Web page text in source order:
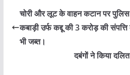
e
b
o
er l s
A
p
e
चोरी और लूट के वाहन कटान पर पुलिस
कबाड़ी उर्फ कद्दू की 3 करोड़ की
भी जब्त।
दबंगों ने किया